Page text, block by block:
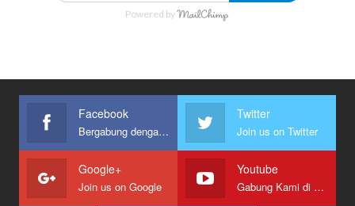
Powered by
Facebook
Bergabung dengan kami
Twitter
Join us on Twitter
Google+
Join us on Google
Youtube
Gabung Kami di Youtube